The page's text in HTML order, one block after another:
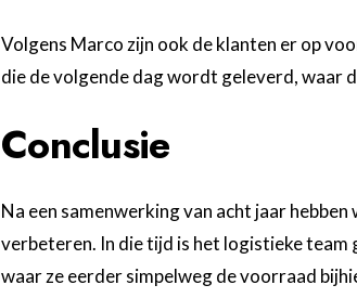
Volgens Marco zijn ook de klanten er op
die de volgende dag wordt geleverd, waar
Conclusie
Na een samenwerking van acht jaar
verbeteren. In die tijd is het logistieke
waar ze eerder simpelweg de voorraad